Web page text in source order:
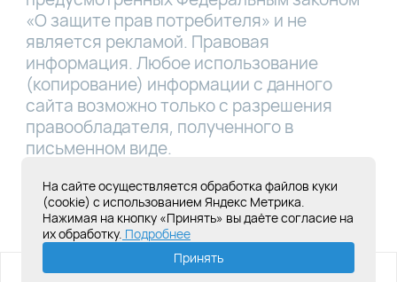
«О защите прав потребителя» и не
является рекламой. Правовая
информация. Любое использование
(копирование) информации с данного
сайта возможно только с разрешения
правообладателя, полученного в
письменном виде.
Лицензия Л041-01181-16/00331767 от
28.05.2019
Создание сайта под ключ
ИМЕЮТСЯ ПРОТИВОПОКАЗАНИЯ,
На сайте осуществляется обработка файлов куки
(cookie) с использованием Яндекс Метрика.
Нажимая на кнопку «Принять» вы даёте согласие на
их обработку. Подробнее
Принять